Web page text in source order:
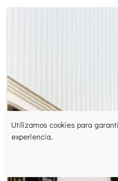
Utilizamos cookies para
experiencia.